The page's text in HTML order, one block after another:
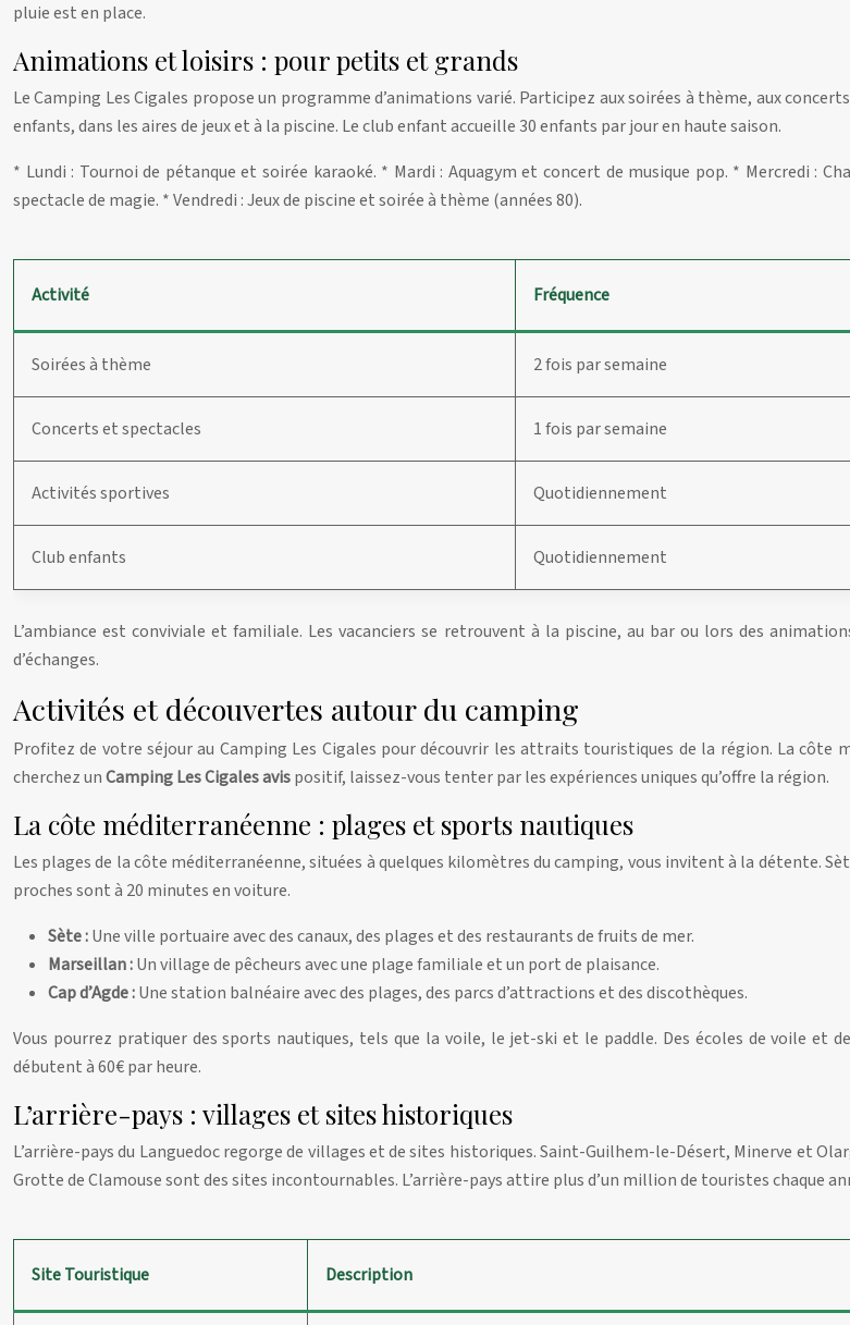
pluie est en place.
Animations et loisirs : pour petits et grands
Le Camping Les Cigales propose un programme d’animations varié. Participez aux soirées à thème, aux
enfants, dans les aires de jeux et à la piscine. Le club enfant accueille 30 enfants par jour en haute saison.
* Lundi : Tournoi de pétanque et soirée karaoké. * Mardi : Aquagym et concert de musique pop. * Mercredi :
spectacle de magie. * Vendredi : Jeux de piscine et soirée à thème (années 80).
Activité Fréquence
Soirées à thème 2 fois par semaine
Concerts et spectacles 1 fois par semaine
Activités sportives Quotidiennement
Club enfants Quotidiennement
L’ambiance est conviviale et familiale. Les vacanciers se retrouvent à la piscine, au bar ou lors des
d’échanges.
Activités et découvertes autour du camping
Profitez de votre séjour au Camping Les Cigales pour découvrir les attraits touristiques de la région. La
cherchez unCamping Les Cigales avispositif, laissez-vous tenter par les expériences uniques qu’offre la région.
La côte méditerranéenne : plages et sports nautiques
Les plages de la côte méditerranéenne, situées à quelques kilomètres du camping, vous invitent à la détente.
proches sont à 20 minutes en voiture.
Sète :Une ville portuaire avec des canaux, des plages et des restaurants de fruits de mer.
Marseillan :Un village de pêcheurs avec une plage familiale et un port de plaisance.
Cap d’Agde :Une station balnéaire avec des plages, des parcs d’attractions et des discothèques.
Vous pourrez pratiquer des sports nautiques, tels que la voile, le jet-ski et le paddle. Des écoles de voile
débutent à 60€ par heure.
L’arrière-pays : villages et sites historiques
L’arrière-pays du Languedoc regorge de villages et de sites historiques. Saint-Guilhem-le-Désert, Minerve et
Grotte de Clamouse sont des sites incontournables. L’arrière-pays attire plus d’un million de touristes chaque
Site Touristique Description